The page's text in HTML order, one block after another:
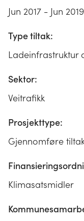
Jun 2017 - Jun 2019
Type tiltak:
Ladeinfrastruktur
Sektor:
Veitrafikk
Prosjekttype:
Gjennomføre
Klimasatsmidler